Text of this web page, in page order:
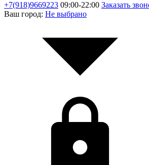
+7(918)9669223 09:00-22:00 Заказать
Ваш город: Не выбрано